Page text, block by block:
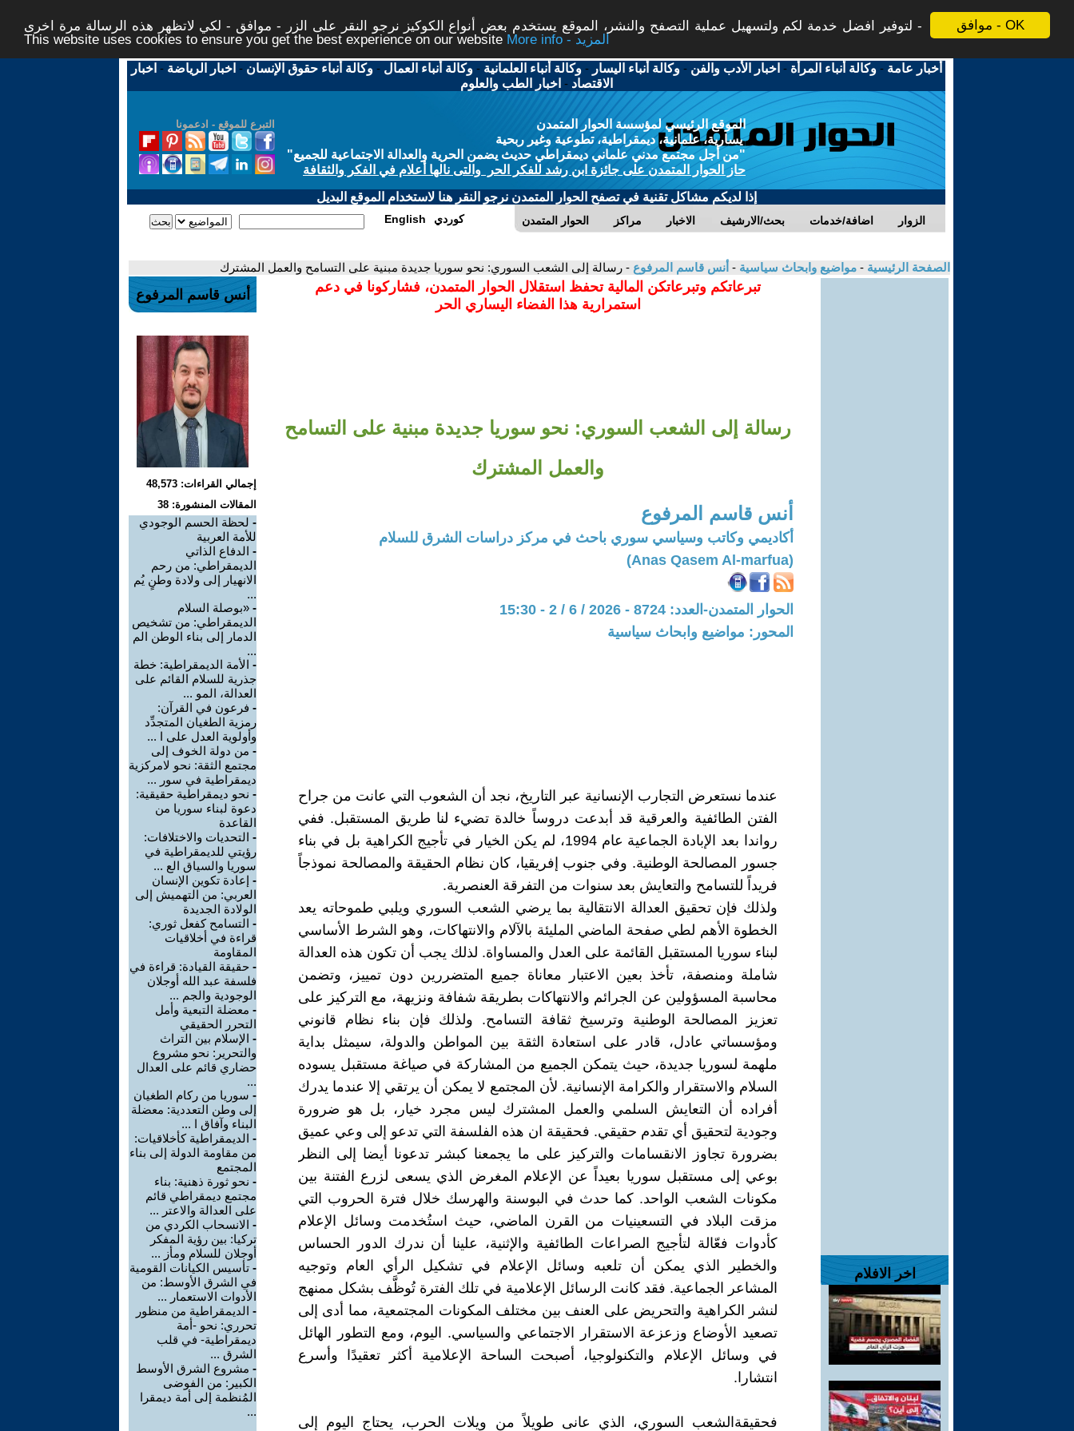
موافق - OK
لتوفير افضل خدمة لكم ولتسهيل عملية التصفح والنشر، الموقع يستخدم بعض أنواع الكوكيز نرجو النقر على الزر - موافق - لكي لاتظهر هذه الرسالة مرة اخرى -
This website uses cookies to ensure you get the best experience on our website
More info - المزيد
أخبار عامة -وكالة أنباء المرأة - اخبار الأدب والفن -وكالة أنباء اليسار -وكالة أنباء العلمانية -وكالة أنباء العمال -وكالة أنباء حقوق الإنسان - اخبار الرياضة - اخبار
الاقتصاد - اخبار الطب والعلوم
التبرع للموقع - ادعمونا
الموقع الرئيسي لمؤسسة الحوار المتمدن
يسارية، علمانية، ديمقراطية، تطوعية وغير ربحية
"من أجل مجتمع مدني علماني ديمقراطي حديث يضمن الحرية والعدالة الاجتماعية للجميع"
حاز الحوار المتمدن على جائزة ابن رشد للفكر الحر والتى نالها أعلام في الفكر والثقافة
إذا لديكم مشاكل تقنية في تصفح الحوار المتمدن نرجو النقر هنا لاستخدام الموقع البديل
الحوار المتمدن مراكز الاخبار بحث/الارشيف اضافة/خدمات الزوار English كوردي
الصفحة الرئيسية - مواضيع وابحاث سياسية - أنس قاسم المرفوع - رسالة إلى الشعب السوري: نحو سوريا جديدة مبنية على التسامح والعمل المشترك
اخر الافلام
تبرعاتكم وتبرعاتكن المالية تحفظ استقلال الحوار المتمدن، فشاركونا في دعم
استمرارية هذا الفضاء اليساري الحر
رسالة إلى الشعب السوري: نحو سوريا جديدة مبنية على التسامح
والعمل المشترك
أنس قاسم المرفوع
أكاديمي وكاتب وسياسي سوري باحث في مركز دراسات الشرق للسلام
(Anas Qasem Al-marfua)
الحوار المتمدن-العدد: 8724 - 2026 / 6 / 2 - 15:30
المحور: مواضيع وابحاث سياسية
عندما نستعرض التجارب الإنسانية عبر التاريخ، نجد أن الشعوب التي عانت من جراح
الفتن الطائفية والعرقية قد أبدعت دروساً خالدة تضيء لنا طريق المستقبل. ففي
رواندا بعد الإبادة الجماعية عام 1994، لم يكن الخيار في تأجيج الكراهية بل في بناء
جسور المصالحة الوطنية. وفي جنوب إفريقيا، كان نظام الحقيقة والمصالحة نموذجاً
فريداً للتسامح والتعايش بعد سنوات من التفرقة العنصرية.
ولذلك فإن تحقيق العدالة الانتقالية بما يرضي الشعب السوري ويلبي طموحاته يعد
الخطوة الأهم لطي صفحة الماضي المليئة بالآلام والانتهاكات، وهو الشرط الأساسي
لبناء سوريا المستقبل القائمة على العدل والمساواة. لذلك يجب أن تكون هذه العدالة
شاملة ومنصفة، تأخذ بعين الاعتبار معاناة جميع المتضررين دون تمييز، وتضمن
محاسبة المسؤولين عن الجرائم والانتهاكات بطريقة شفافة ونزيهة، مع التركيز على
تعزيز المصالحة الوطنية وترسيخ ثقافة التسامح. ولذلك فإن بناء نظام قانوني
ومؤسساتي عادل، قادر على استعادة الثقة بين المواطن والدولة، سيمثل بداية
ملهمة لسوريا جديدة، حيث يتمكن الجميع من المشاركة في صياغة مستقبل يسوده
السلام والاستقرار والكرامة الإنسانية. لأن المجتمع لا يمكن أن يرتقي إلا عندما يدرك
أفراده أن التعايش السلمي والعمل المشترك ليس مجرد خيار، بل هو ضرورة
وجودية لتحقيق أي تقدم حقيقي. فحقيقة ان هذه الفلسفة التي تدعو إلى وعي عميق
بضرورة تجاوز الانقسامات والتركيز على ما يجمعنا كبشر تدعونا أيضا إلى النظر
بوعي إلى مستقبل سوريا بعيداً عن الإعلام المغرض الذي يسعى لزرع الفتنة بين
مكونات الشعب الواحد. كما حدث في البوسنة والهرسك خلال فترة الحروب التي
مزقت البلاد في التسعينيات من القرن الماضي، حيث استُخدمت وسائل الإعلام
كأدوات فعّالة لتأجيج الصراعات الطائفية والإثنية، علينا أن ندرك الدور الحساس
والخطير الذي يمكن أن تلعبه وسائل الإعلام في تشكيل الرأي العام وتوجيه
المشاعر الجماعية. فقد كانت الرسائل الإعلامية في تلك الفترة تُوظَّف بشكل ممنهج
لنشر الكراهية والتحريض على العنف بين مختلف المكونات المجتمعية، مما أدى إلى
تصعيد الأوضاع وزعزعة الاستقرار الاجتماعي والسياسي. اليوم، ومع التطور الهائل
في وسائل الإعلام والتكنولوجيا، أصبحت الساحة الإعلامية أكثر تعقيدًا وأسرع
انتشارا.
فحقيقةالشعب السوري، الذي عانى طويلاً من ويلات الحرب، يحتاج اليوم إلى
أنس قاسم المرفوع
إجمالي القراءات: 48,573
المقالات المنشورة: 38
- لحظة الحسم الوجودي
للأمة العربية
- الدفاع الذاتي
الديمقراطي: من رحم
الانهيار إلى ولادة وطنٍ يُم
...
- «بوصلة السلام
الديمقراطي: من تشخيص
الدمار إلى بناء الوطن الم
...
- الأمة الديمقراطية: خطة
جذرية للسلام القائم على
العدالة، المو ...
- فرعون في القرآن:
رمزية الطغيان المتجدِّد
وأولوية العدل على ا ...
- من دولة الخوف إلى
مجتمع الثقة: نحو لامركزية
ديمقراطية في سور ...
- نحو ديمقراطية حقيقية:
دعوة لبناء سوريا من
القاعدة
- التحديات والاختلافات:
رؤيتي للديمقراطية في
سوريا والسياق الع ...
- إعادة تكوين الإنسان
العربي: من التهميش إلى
الولادة الجديدة
- التسامح كفعل ثوري:
قراءة في أخلاقيات
المقاومة
- حقيقة القيادة: قراءة في
فلسفة عبد الله أوجلان
الوجودية والجم ...
- معضلة التبعية وأمل
التحرر الحقيقي
- الإسلام بين التراث
والتحرير: نحو مشروع
حضاري قائم على العدال
...
- سوريا من ركام الطغيان
إلى وطن التعددية: معضلة
البناء وآفاق ا ...
- الديمقراطية كأخلاقيات:
من مقاومة الدولة إلى بناء
المجتمع
- نحو ثورة ذهنية: بناء
مجتمع ديمقراطي قائم
على العدالة والاعتر ...
- الانسحاب الكردي من
تركيا: بين رؤية المفكر
أوجلان للسلام ومأز ...
- تأسيس الكيانات القومية
في الشرق الأوسط: من
الأدوات الاستعمار ...
- الديمقراطية من منظور
تحرري: نحو -أمة
ديمقراطية- في قلب
الشرق ...
- مشروع الشرق الأوسط
الكبير: من الفوضى
المُنظمة إلى أمة ديمقرا
...